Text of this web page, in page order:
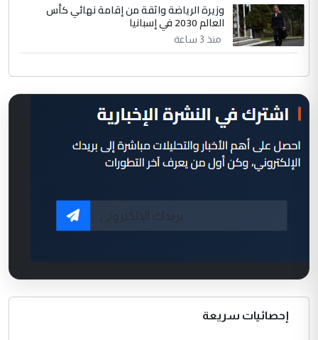
وزيرة الرياضة واثقة من إقامة نهائي كأس
العالم 2030 في إسبانيا
منذ 3 ساعة
إحصائيات سريعة